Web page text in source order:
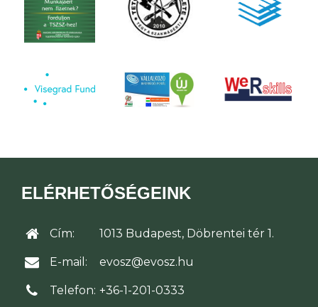
ELÉRHETŐSÉGEINK
Cím: 1013 Budapest, Döbrentei tér 1.
E-mail: evosz@evosz.hu
Telefon: +36-1-201-0333